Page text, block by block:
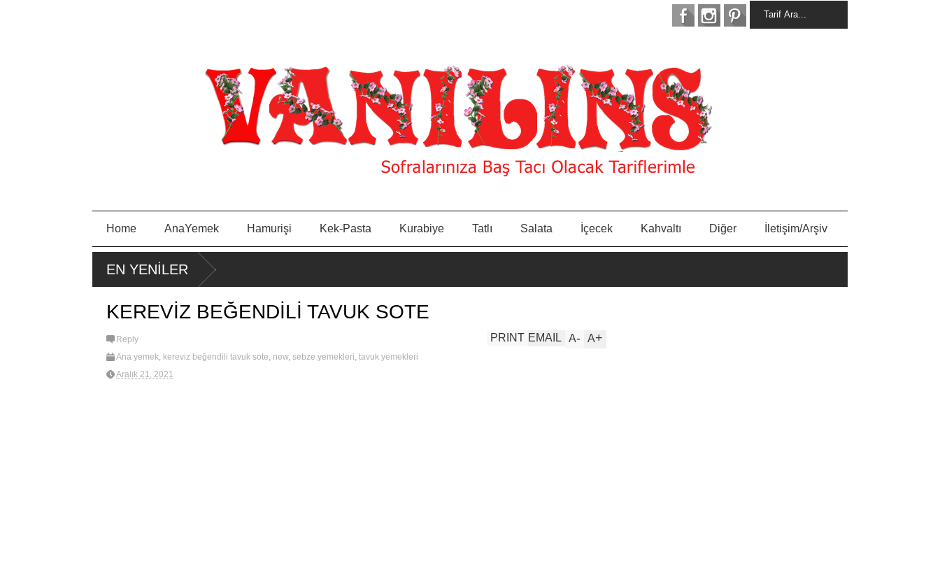
Home AnaYemek Hamurişi Kek-Pasta Kurabiye Tatlı Salata İçecek Kahvaltı Diğer İletişim/Arşiv
EN YENİLER
PIRA
SA
KEREVİZ BEĞENDİLİ TAVUK SOTE
Reply
Ana yemek, kereviz beğendili tavuk sote, new, sebze yemekleri, tavuk yemekleri
Aralık 21, 2021
A+
A-
EMAIL
PRINT